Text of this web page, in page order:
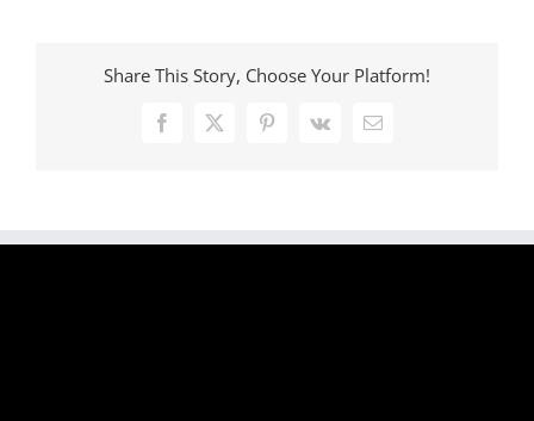
Share This Story, Choose Your Platform!
Facebook
X Pinterest
Vk Email